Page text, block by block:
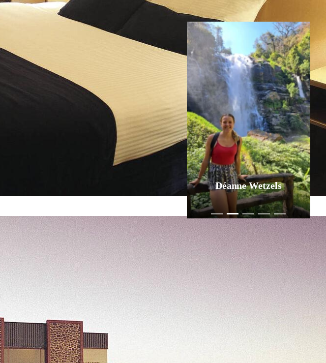
Inspiratie nodig?
Déanne Wetzels